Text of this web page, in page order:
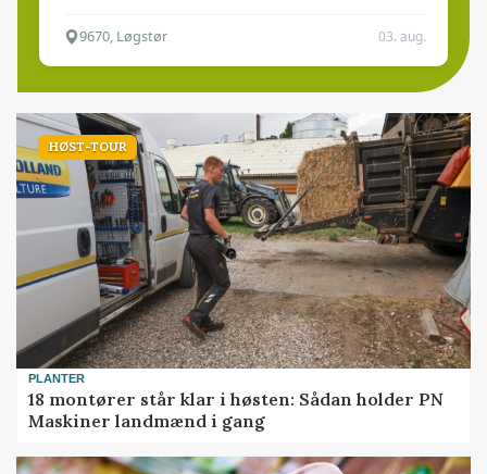
9670, Løgstør 03. aug.
HØST-TOUR
PLANTER
18 montører står klar i høsten: Sådan holder PN
Maskiner landmænd i gang